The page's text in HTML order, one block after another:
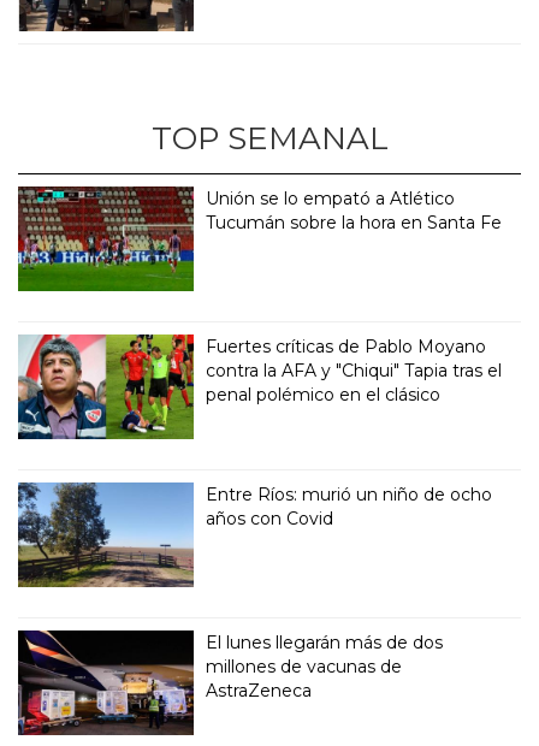
TOP SEMANAL
Unión se lo empató a Atlético
Tucumán sobre la hora en Santa Fe
Fuertes críticas de Pablo Moyano
contra la AFA y "Chiqui" Tapia tras el
penal polémico en el clásico
Entre Ríos: murió un niño de ocho
años con Covid
El lunes llegarán más de dos
millones de vacunas de
AstraZeneca